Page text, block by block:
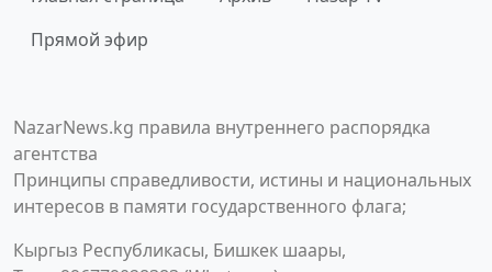
Прямой эфир
NazarNews.kg правила внутреннего распорядка
агентства
Принципы справедливости, истины и национальных
интересов в памяти государственного флага;
Кыргыз Республикасы, Бишкек шаары,